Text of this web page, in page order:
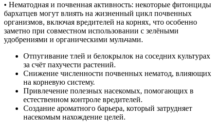
• Нематодная и почвенная активность: некоторые фитонциды
бархатцев могут влиять на жизненный цикл почвенных
организмов, включая вредителей на корнях, что особенно
заметно при совместном использовании с зелёными
удобрениями и органическими мульчами.
Отпугивание тлей и белокрылок на соседних культурах
за счёт пахучести растений.
Снижение численности почвенных нематод, влияющих
на корневую систему.
Привлечение полезных насекомых, помогающих в
естественном контроле вредителей.
Создание ароматного барьера, который затрудняет
насекомым нахождение целей.